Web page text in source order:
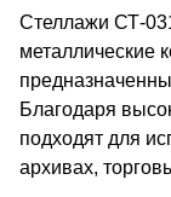
Стеллажи СТ-
металлические
Благодаря
подходят для
архивах,